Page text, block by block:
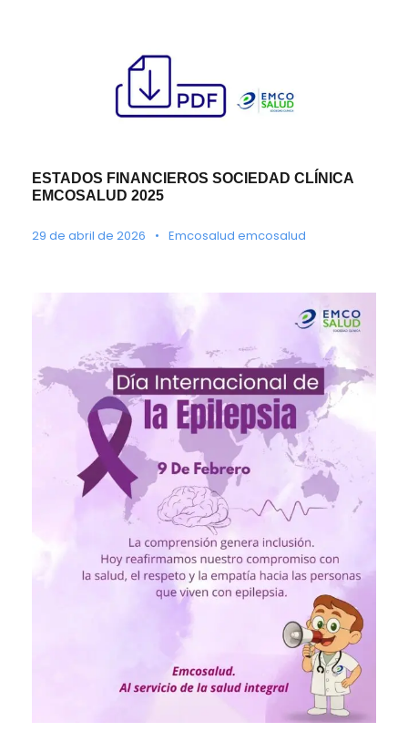
ESTADOS FINANCIEROS SOCIEDAD CLÍNICA
EMCOSALUD 2025
29 de abril de 2026 • Emcosalud emcosalud